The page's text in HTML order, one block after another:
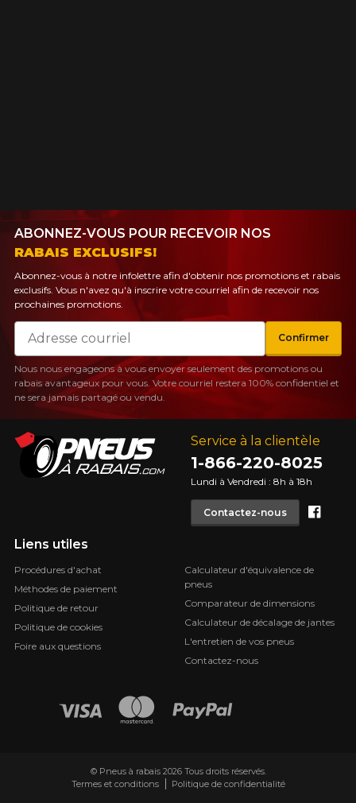
Service à la clientèle
1-866-220-8025
Lundi à Vendredi : 8h à 18h
Contactez-nous
Liens utiles
Procédures d'achat
Méthodes de paiement
Politique de retour
Politique de cookies
Foire aux questions
Calculateur d'équivalence de
pneus
Comparateur de dimensions
Calculateur de décalage de jantes
L'entretien de vos pneus
Contactez-nous
ABONNEZ-VOUS POUR RECEVOIR NOS
RABAIS EXCLUSIFS!
Abonnez-vous à notre infolettre afin d'obtenir nos promotions et rabais
exclusifs. Vous n'avez qu'à inscrire votre courriel afin de recevoir nos
prochaines promotions.
Courriel
Confirmer
Nous nous engageons à vous envoyer seulement des promotions ou
rabais avantageux pour vous. Votre courriel restera 100% confidentiel et
ne sera jamais partagé ou vendu.
© Pneus à rabais 2026 Tous droits réservés.
Termes et conditions
Politique de confidentialité